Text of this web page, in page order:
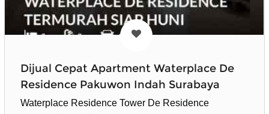
Dijual Cepat Apartment Waterplace De
Residence Pakuwon Indah Surabaya
Waterplace Residence Tower De Residence